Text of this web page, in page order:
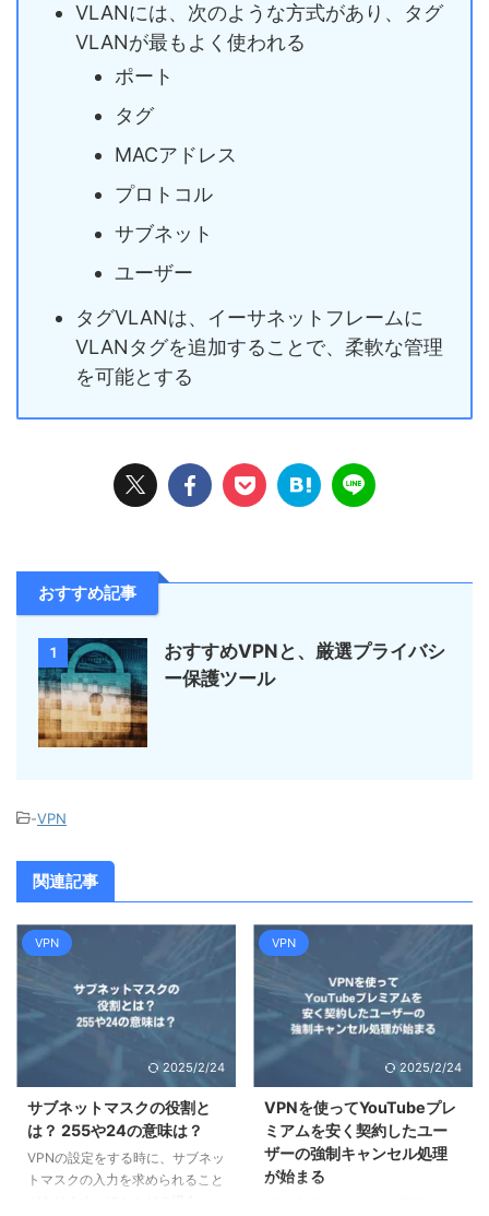
VLANには、次のような方式があり、タグ
VLANが最もよく使われる
ポート
タグ
MACアドレス
プロトコル
サブネット
ユーザー
タグVLANは、イーサネットフレームに
VLANタグを追加することで、柔軟な管理
を可能とする
おすすめ記事
1
おすすめVPNと、厳選プライバシ
ー保護ツール
-VPN
関連記事
VPN
2025/2/24
サブネットマスクの役割と
は？ 255や24の意味は？
VPNの設定をする時に、サブネッ
トマスクの入力を求められること
VPN
2025/2/24
VPNを使ってYouTubeプレ
ミアムを安く契約したユー
ザーの強制キャンセル処理
が始まる